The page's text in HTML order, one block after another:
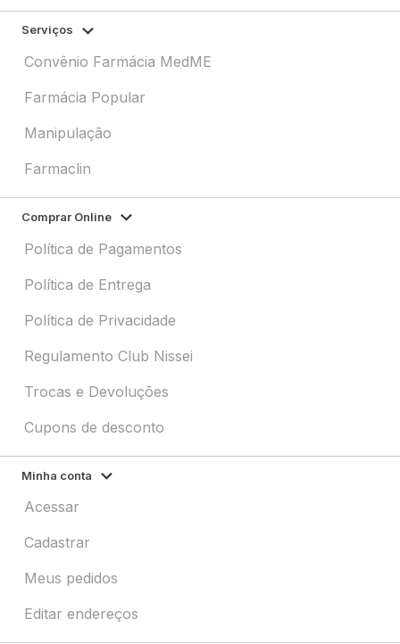
Serviços
Convênio Farmácia MedME
Farmácia Popular
Manipulação
Farmaclin
Comprar Online
Política de Pagamentos
Política de Entrega
Política de Privacidade
Regulamento Club Nissei
Trocas e Devoluções
Cupons de desconto
Minha conta
Acessar
Cadastrar
Meus pedidos
Editar endereços